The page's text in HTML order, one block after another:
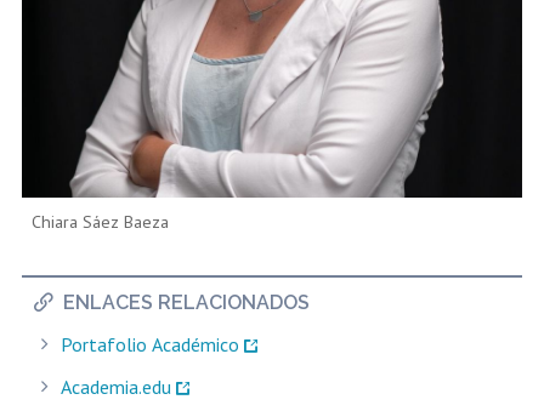
Chiara Sáez Baeza
ENLACES RELACIONADOS
Portafolio Académico
Academia.edu